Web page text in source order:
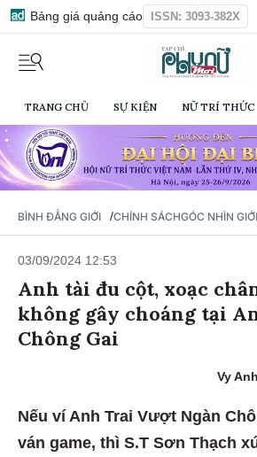
Bảng giá quảng cáo ISSN: 3093-382X
TRANG CHỦ SỰ KIỆN NỮ TRÍ THỨC
BÌNH ĐẲNG GIỚI /CHÍNH SÁCHGÓC NHÌN GIỚI
03/09/2024 12:53
Anh tài đu cột, xoạc
không gây choáng tại
Chông Gai
Vy Anh
Nếu ví Anh Trai Vượt Ngàn
ván game, thì S.T Sơn Thạch